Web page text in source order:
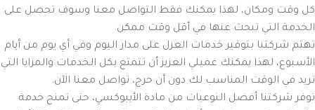
كل وقت ومكان، لهذا يمكنك فقط التواصل معنا وسوف تحصل على
الخدمة التي تبحث عنها في أقل وقت ممكن.
تهتم شركتنا بتوفير خدمات العزل على مدار اليوم وفي أي يوم من أيام
الأسبوع، لهذا يمكنك عميلي العزيز أن تتمتع بكل الخدمات والمزايا التي
تريد في الوقت المناسب لك دون أن حرج، تواصل معنا الآن.
توفر شركتنا أفضل النوعيات من مادة الأيبوكسي، حتى تمنح خدمة